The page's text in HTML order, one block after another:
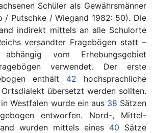
Schüler als Gewährsmänner
/ Putschke / Wiegand 1982: 50). Die
indirekt mittels an alle Schulorte
versandter Fragebögen statt –
vom Erhebungsgebiet
verwendet. Der erste
enthält 42 hochsprachliche
übersetzt werden sollten.
Westfalen wurde ein aus 38 Sätzen
entworfen. Nord-, Mittel-
wurden mittels eines 40 Sätze